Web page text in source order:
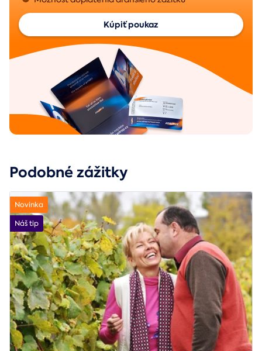
Kúpiť poukaz
Podobné zážitky
Novinka
Náš tip